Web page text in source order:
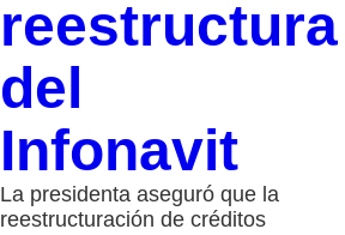
reestructura
del
Infonavit
La presidenta aseguró que la
reestructuración de créditos